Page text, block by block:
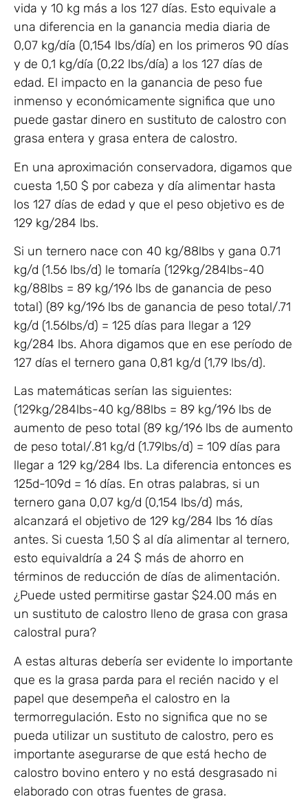
vida y 10 kg más a los 127 días. Esto equivale a
una diferencia en la ganancia media diaria de
0,07 kg/día (0,154 lbs/día) en los primeros 90 días
y de 0,1 kg/día (0,22 lbs/día) a los 127 días de
edad. El impacto en la ganancia de peso fue
inmenso y económicamente significa que uno
puede gastar dinero en sustituto de calostro con
grasa entera y grasa entera de calostro.
En una aproximación conservadora, digamos que
cuesta 1,50 $ por cabeza y día alimentar hasta
los 127 días de edad y que el peso objetivo es de
129 kg/284 lbs.
Si un ternero nace con 40 kg/88lbs y gana 0.71
kg/d (1.56 lbs/d) le tomaría (129kg/284lbs-40
kg/88lbs = 89 kg/196 lbs de ganancia de peso
total) (89 kg/196 lbs de ganancia de peso total/.71
kg/d (1.56lbs/d) = 125 días para llegar a 129
kg/284 lbs. Ahora digamos que en ese período de
127 días el ternero gana 0,81 kg/d (1,79 lbs/d).
Las matemáticas serían las siguientes:
(129kg/284lbs-40 kg/88lbs = 89 kg/196 lbs de
aumento de peso total (89 kg/196 lbs de aumento
de peso total/.81 kg/d (1.79lbs/d) = 109 días para
llegar a 129 kg/284 lbs. La diferencia entonces es
125d-109d = 16 días. En otras palabras, si un
ternero gana 0,07 kg/d (0,154 lbs/d) más,
alcanzará el objetivo de 129 kg/284 lbs 16 días
antes. Si cuesta 1,50 $ al día alimentar al ternero,
esto equivaldría a 24 $ más de ahorro en
términos de reducción de días de alimentación.
¿Puede usted permitirse gastar $24.00 más en
un sustituto de calostro lleno de grasa con grasa
calostral pura?
A estas alturas debería ser evidente lo importante
que es la grasa parda para el recién nacido y el
papel que desempeña el calostro en la
termorregulación. Esto no significa que no se
pueda utilizar un sustituto de calostro, pero es
importante asegurarse de que está hecho de
calostro bovino entero y no está desgrasado ni
elaborado con otras fuentes de grasa.